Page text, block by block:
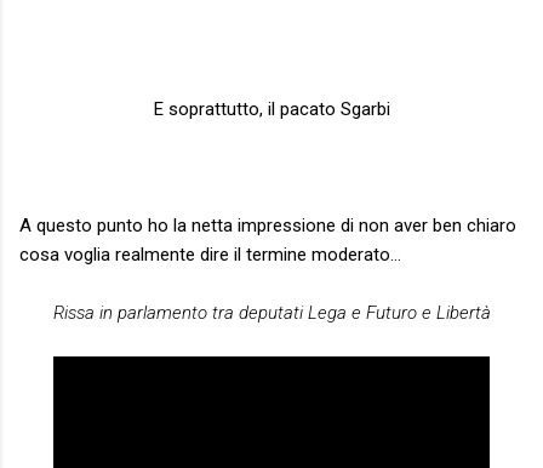
E soprattutto, il pacato Sgarbi
A questo punto ho la netta impressione di non aver ben chiaro
cosa voglia realmente dire il termine moderato…
Rissa in parlamento tra deputati Lega e Futuro e Libertà